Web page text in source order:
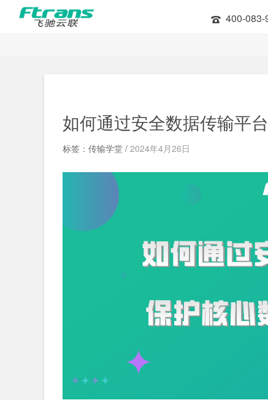
400-083-
如何通过安全数据传输平
标签：传输学堂 / 2024年4月26日